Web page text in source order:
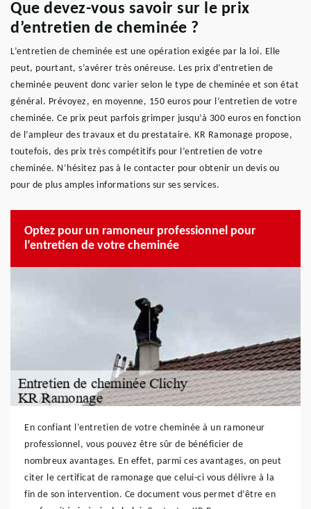
Que devez-vous savoir sur le prix
d’entretien de cheminée ?
L’entretien de cheminée est une opération exigée par la loi. Elle
peut, pourtant, s’avérer très onéreuse. Les prix d’entretien de
cheminée peuvent donc varier selon le type de cheminée et son état
général. Prévoyez, en moyenne, 150 euros pour l’entretien de votre
cheminée. Ce prix peut parfois grimper jusqu’à 300 euros en fonction
de l’ampleur des travaux et du prestataire. KR Ramonage propose,
toutefois, des prix très compétitifs pour l’entretien de votre
cheminée. N’hésitez pas à le contacter pour obtenir un devis ou
pour de plus amples informations sur ses services.
Optez pour un ramoneur professionnel pour
l’entretien de votre cheminée
En confiant l’entretien de votre cheminée à un ramoneur
professionnel, vous pouvez être sûr de bénéficier de
nombreux avantages. En effet, parmi ces avantages, on peut
citer le certificat de ramonage que celui-ci vous délivre à la
fin de son intervention. Ce document vous permet d’être en